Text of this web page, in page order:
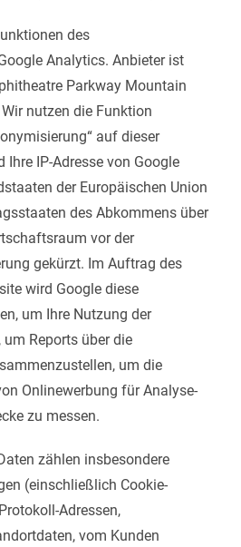
des
Analytics. Anbieter ist
Parkway Mountain
nutzen die Funktion
auf dieser
Ihre IP-Adresse von Google
der Europäischen Union
des Abkommens über
vor der
gekürzt. Im Auftrag des
wird Google diese
um Ihre Nutzung der
Reports über die
um die
Onlinewerbung für Analyse-
zu messen.
zählen insbesondere
(einschließlich Cookie-
Adressen,
vom Kunden